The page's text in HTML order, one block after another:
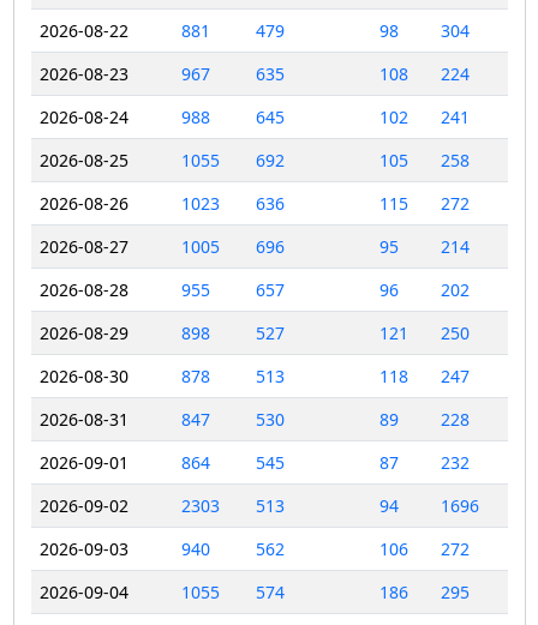
2026-08-22
881 479 98
304
2026-08-23
967 635 108
224
2026-08-24
988 645 102
241
2026-08-25
1055 692 105
258
2026-08-26
1023 636 115
272
2026-08-27
1005 696 95
214
2026-08-28
955 657 96
202
2026-08-29
898 527 121
250
2026-08-30
878 513 118
247
2026-08-31
847 530 89
228
2026-09-01
864 545 87
232
2026-09-02
2303 513 94
1696
2026-09-03
940 562 106
272
2026-09-04
1055 574 186
295